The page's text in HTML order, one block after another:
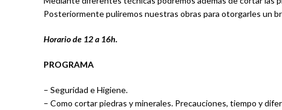
Posteriormente puliremos nuestras obras para otorgarles un
Horario de 12 a 16h.
PROGRAMA
– Seguridad e Higiene.
– Como cortar piedras y minerales. Precauciones, tiempo y